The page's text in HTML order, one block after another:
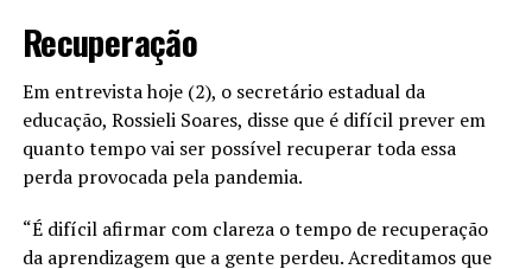
Recuperação
Em entrevista hoje (2), o secretário estadual da
educação, Rossieli Soares, disse que é difícil prever em
quanto tempo vai ser possível recuperar toda essa
perda provocada pela pandemia.
“É difícil afirmar com clareza o tempo de recuperação
da aprendizagem que a gente perdeu. Acreditamos que